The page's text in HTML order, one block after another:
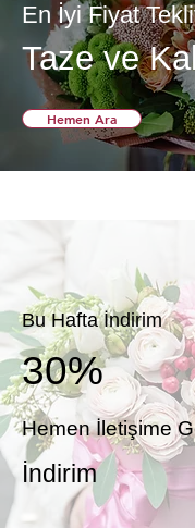
En İyi Fiyat
Taze ve
Hemen Ara
Bu Hafta İndirim
30%
Hemen İletişime
İndirim